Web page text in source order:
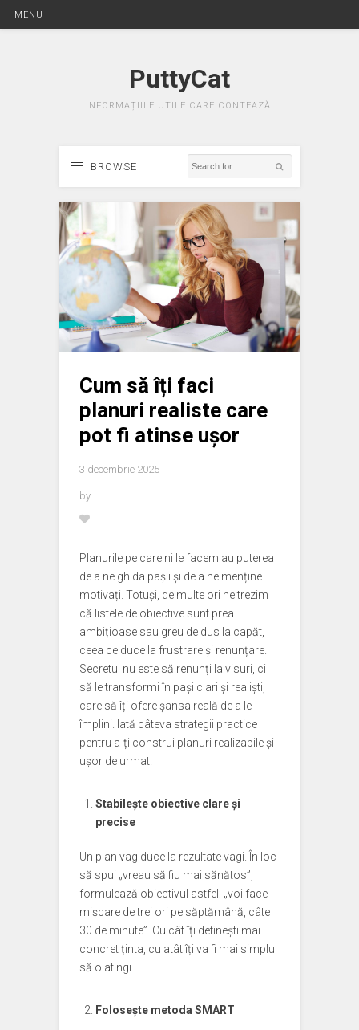
MENU
PuttyCat
INFORMAȚIILE UTILE CARE CONTEAZĂ!
BROWSE
Cum să îți faci
planuri realiste care
pot fi atinse ușor
3 decembrie 2025
by
Planurile pe care ni le facem au puterea
de a ne ghida pașii și de a ne menține
motivați. Totuși, de multe ori ne trezim
că listele de obiective sunt prea
ambițioase sau greu de dus la capăt,
ceea ce duce la frustrare și renunțare.
Secretul nu este să renunți la visuri, ci
să le transformi în pași clari și realiști,
care să îți ofere șansa reală de a le
împlini. Iată câteva strategii practice
pentru a-ți construi planuri realizabile și
ușor de urmat.
Stabilește obiective clare și
precise
Un plan vag duce la rezultate vagi. În loc
să spui „vreau să fiu mai sănătos”,
formulează obiectivul astfel: „voi face
mișcare de trei ori pe săptămână, câte
30 de minute”. Cu cât îți definești mai
concret ținta, cu atât îți va fi mai simplu
să o atingi.
Folosește metoda SMART